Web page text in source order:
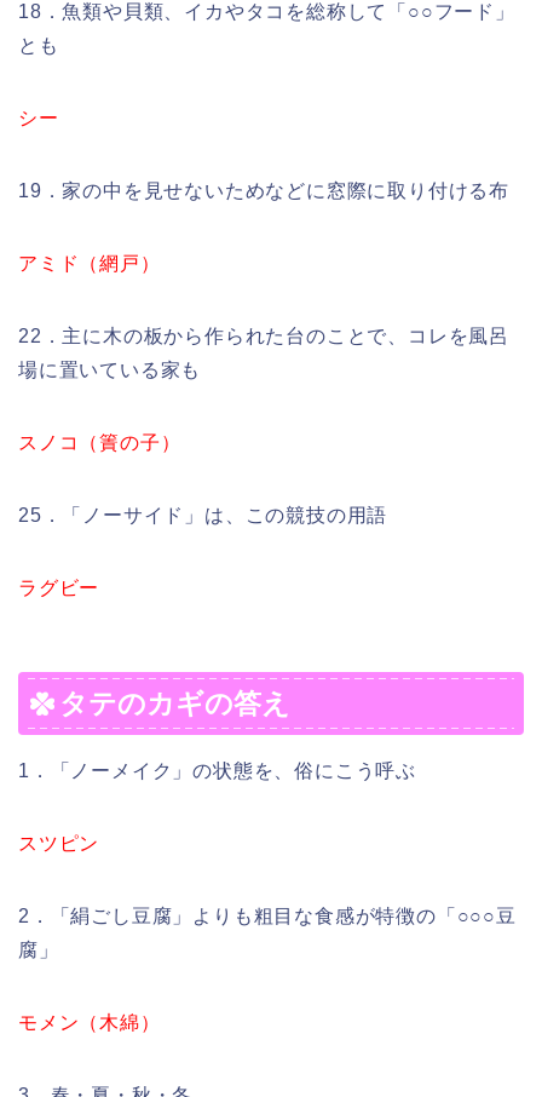
18．魚類や貝類、イカやタコを総称して「○○フード」
とも
シー
19．家の中を見せないためなどに窓際に取り付ける布
アミド（網戸）
22．主に木の板から作られた台のことで、コレを風呂
場に置いている家も
スノコ（簀の子）
25．「ノーサイド」は、この競技の用語
ラグビー
タテのカギの答え
1．「ノーメイク」の状態を、俗にこう呼ぶ
スツピン
2．「絹ごし豆腐」よりも粗目な食感が特徴の「○○○豆
腐」
モメン（木綿）